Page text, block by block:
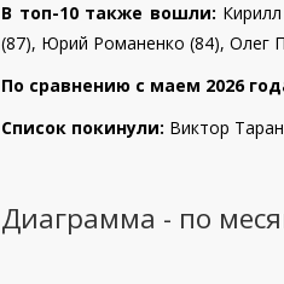
В топ-10 также вошли:
(87), Юрий Романенко (84), Олег
По сравнению с маем 2026
Список покинули: Виктор Таран
Диаграмма - по